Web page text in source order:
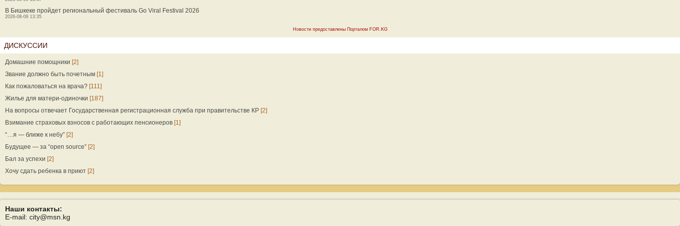
В Бишкеке пройдет региональный фестиваль Go Viral Festival 2026
2026-08-09 13:35
Новости предоставлены Порталом FOR.KG
ДИСКУССИИ
Домашние помощники [2]
Звание должно быть почетным [1]
Как пожаловаться на врача? [111]
Жилье для матери-одиночки [187]
На вопросы отвечает Государственная регистрационная служба при правительстве КР [2]
Взимание страховых взносов с работающих пенсионеров [1]
“…я — ближе к небу” [2]
Будущее — за “open source” [2]
Бал за успехи [2]
Хочу сдать ребенка в приют [2]
Наши контакты:
E-mail: city@msn.kg